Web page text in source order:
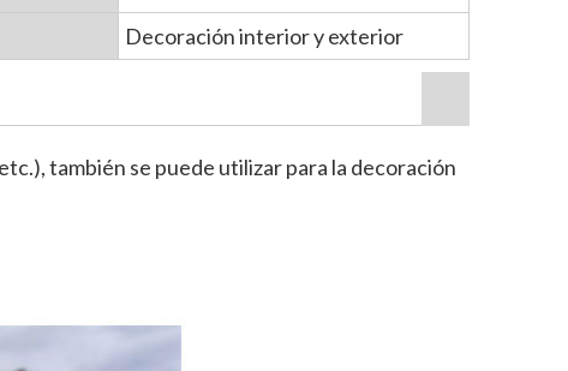
Decoración interior y exterior
también se puede utilizar para la decoración